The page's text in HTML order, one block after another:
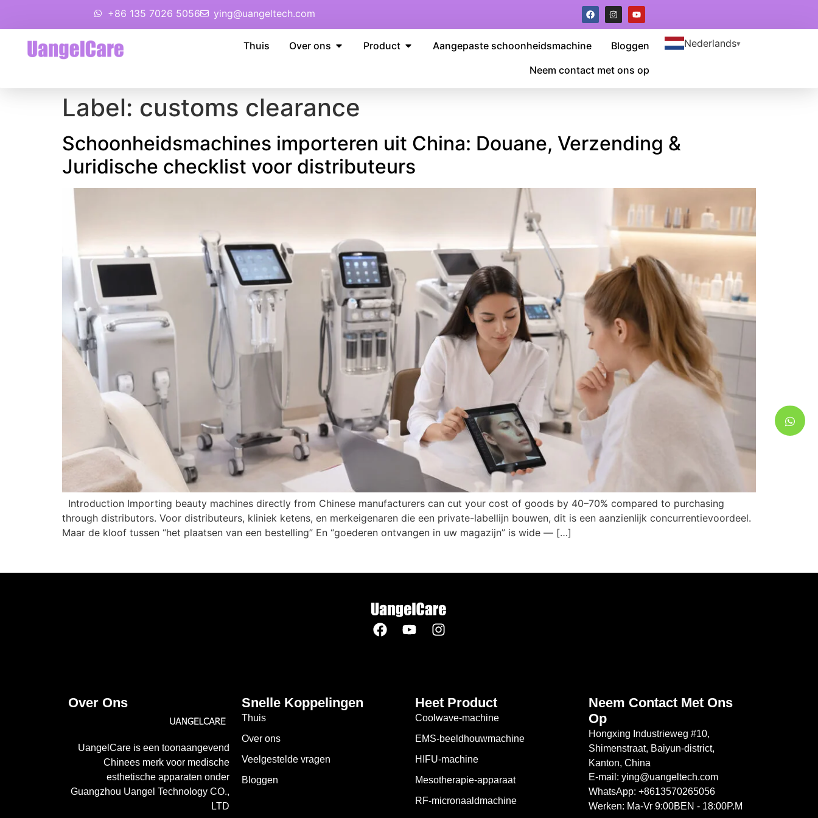
+86 135 7026 5056 ying@uangeltech.com
Thuis Over ons Product Aangepaste schoonheidsmachine
Bloggen
Neem contact met ons op
Nederlands
Label: customs clearance
Schoonheidsmachines importeren uit China: Douane, Verzending &
Juridische checklist voor distributeurs
Introduction Importing beauty machines directly from Chinese manufacturers can cut your cost of goods by 40–70% compared to purchasing
through distributors. Voor distributeurs, kliniek ketens, en merkeigenaren die een private-labellijn bouwen, dit is een aanzienlijk concurrentievoordeel.
Maar de kloof tussen “het plaatsen van een bestelling” En “goederen ontvangen in uw magazijn” is wide — […]
Over Ons
UangelCare is een toonaangevend
Chinees merk voor medische
esthetische apparaten onder
Guangzhou Uangel Technology CO.,
LTD
Snelle Koppelingen
Thuis
Over ons
Veelgestelde vragen
Bloggen
Heet Product
Coolwave-machine
EMS-beeldhouwmachine
HIFU-machine
Mesotherapie-apparaat
RF-micronaaldmachine
Neem Contact Met Ons
Op
Hongxing Industrieweg #10,
Shimenstraat, Baiyun-district,
Kanton, China
E-mail: ying@uangeltech.com
WhatsApp: +8613570265056
Werken: Ma-Vr 9:00BEN - 18:00P.M